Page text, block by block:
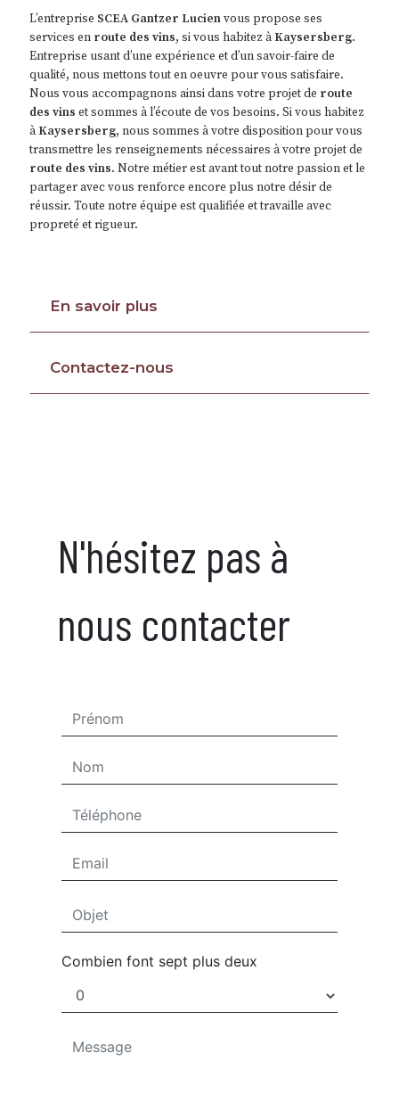
L’entreprise SCEA Gantzer Lucienvous propose ses
services en route des vins, si vous habitez à Kaysersberg.
Entreprise usant d’une expérience et d’un savoir-faire de
qualité, nous mettons tout en oeuvre pour vous satisfaire.
Nous vous accompagnons ainsi dans votre projet de route
des vins et sommes à l’écoute de vos besoins. Si vous habitez
à Kaysersberg, nous sommes à votre disposition pour vous
transmettre les renseignements nécessaires à votre projet de
route des vins. Notre métier est avant tout notre passion et le
partager avec vous renforce encore plus notre désir de
réussir. Toute notre équipe est qualifiée et travaille avec
propreté et rigueur.
En savoir plus
Contactez-nous
N'hésitez pas à
nous contacter
Combien font sept plus deux